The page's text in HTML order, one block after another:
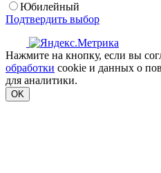
Юбилейный
Подтвердить выбор
Нажмите на кнопку, если вы
обработки cookie и данных о
для аналитики.
OK